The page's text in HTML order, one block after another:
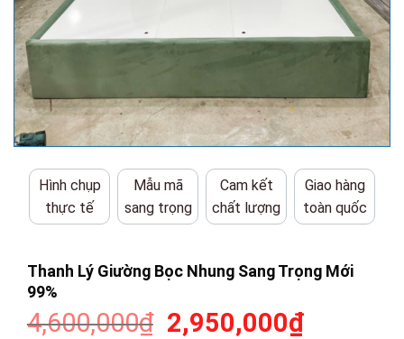
Hình chụp
thực tế
Mẫu mã
sang trọng
Cam kết
chất lượng
Giao hàng
toàn quốc
Thanh Lý Giường Bọc Nhung Sang Trọng Mới
99%
4,600,000₫ Giá
2,950,000₫Giá